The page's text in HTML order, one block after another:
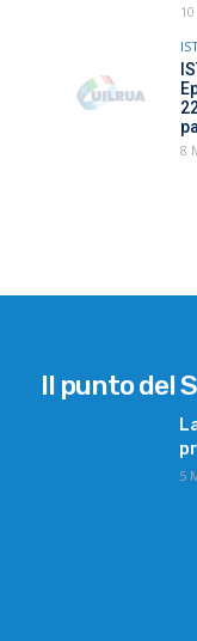
8
Il punto del
5